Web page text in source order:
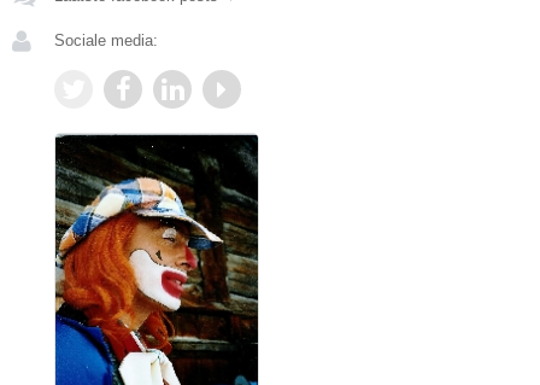
Sociale media: